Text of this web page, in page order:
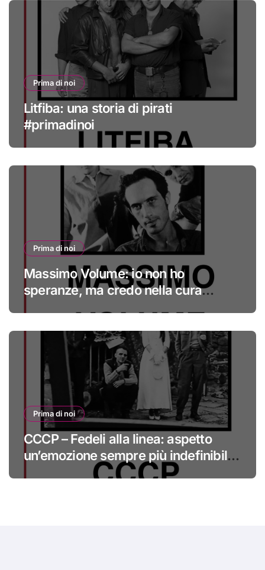
Prima di noi
Litfiba: una storia di pirati
#primadinoi
Prima di noi
Massimo Volume: io non ho
speranze, ma credo nella cura
Prima di noi
CCCP – Fedeli alla linea: aspetto
un’emozione sempre più indefinibile
#primadinoi